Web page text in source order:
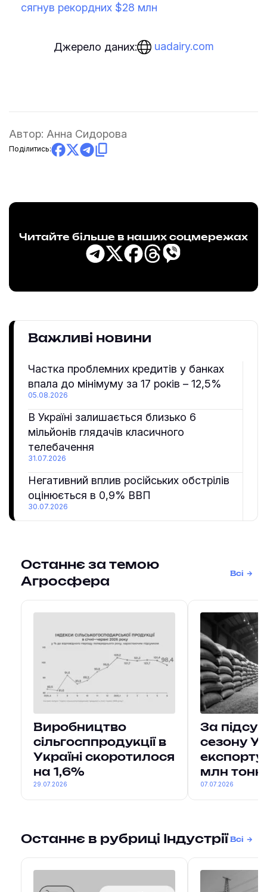
сягнув рекордних $28 млн
Джерело даних: uadairy.com
Автор: Анна Сидорова
Поділитись:
Читайте більше в наших соцмережах
Важливі новини
Частка проблемних кредитів у банках
впала до мінімуму за 17 років – 12,5%
05.08.2026
В Україні залишається близько 6
мільйонів глядачів класичного
телебачення
31.07.2026
Негативний вплив російських обстрілів
оцінюється в 0,9% ВВП
30.07.2026
Останнє за темою
Агросфера
Всі
Виробництво
сільгосппродукції в
Україні скоротилося
на 1,6%
29.07.2026
За
сезону
млн тонн
07.07.2026
Останнє в рубриці Індустрії Всі